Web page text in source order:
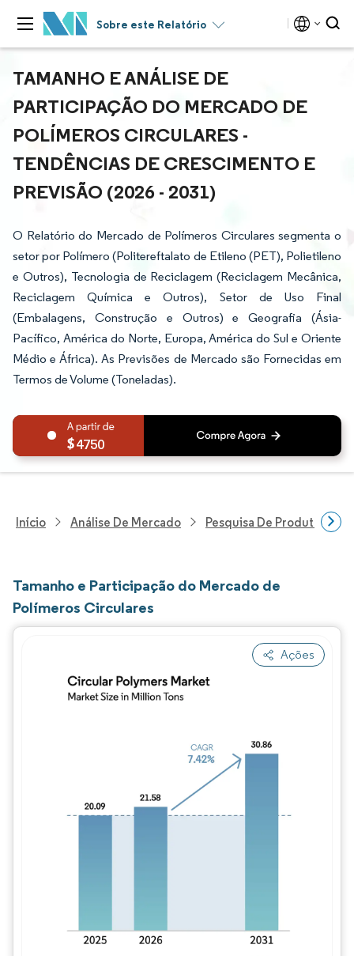
Sobre este Relatório
TAMANHO E ANÁLISE DE
PARTICIPAÇÃO DO MERCADO DE
POLÍMEROS CIRCULARES -
TENDÊNCIAS DE CRESCIMENTO E
PREVISÃO (2026 - 2031)
O Relatório do Mercado de Polímeros Circulares segmenta o
setor por Polímero (Politereftalato de Etileno (PET), Polietileno
e Outros), Tecnologia de Reciclagem (Reciclagem Mecânica,
Reciclagem Química e Outros), Setor de Uso Final
(Embalagens, Construção e Outros) e Geografia (Ásia-
Pacífico, América do Norte, Europa, América do Sul e Oriente
Médio e África). As Previsões de Mercado são Fornecidas em
Termos de Volume (Toneladas).
4750
Início Análise De Mercado Pesquisa De Produtos
Tamanho e Participação do Mercado de
Polímeros Circulares
Ações